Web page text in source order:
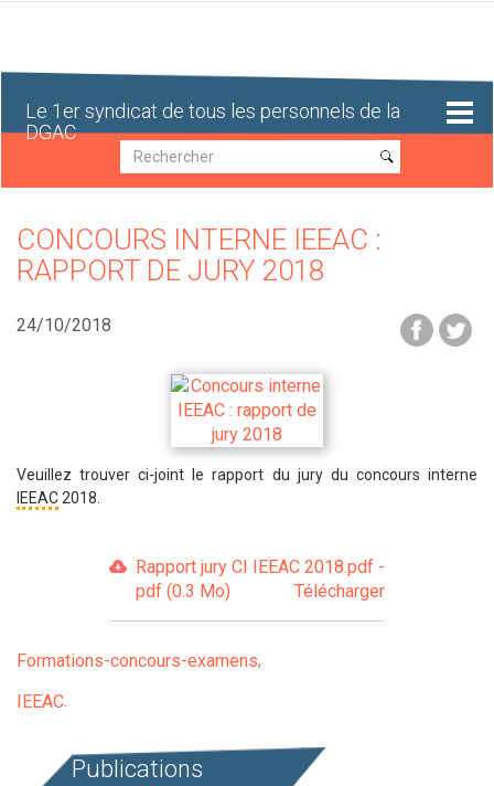
Le 1er syndicat de tous les personnels de la
DGAC
Recherche
Recherche
CONCOURS INTERNE IEEAC :
RAPPORT DE JURY 2018
24/10/2018
Veuillez trouver ci-joint le rapport du jury du concours interne
IEEAC 2018.
Rapport jury CI IEEAC 2018.pdf -
pdf (0.3 Mo)
Télécharger
Formations-concours-examens
IEEAC
Publications